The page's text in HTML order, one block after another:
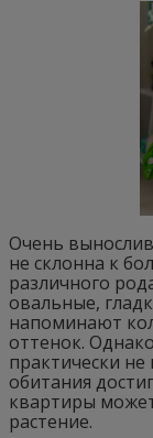
Очень
не склонна к
различного
овальные,
напоминают
оттенок.
практически не
обитания
квартиры
растение.